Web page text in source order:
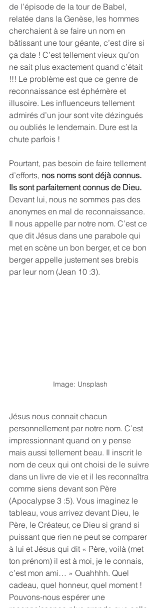
de l’épisode de la tour de Babel,
relatée dans la Genèse, les hommes
cherchaient à se faire un nom en
bâtissant une tour géante, c’est dire si
ça date ! C’est tellement vieux qu’on
ne sait plus exactement quand c’était
!!! Le problème est que ce genre de
reconnaissance est éphémère et
illusoire. Les influenceurs tellement
admirés d’un jour sont vite dézingués
ou oubliés le lendemain. Dure est la
chute parfois !
Pourtant, pas besoin de faire tellement
d’efforts, nos noms sont déjà connus.
Ils sont parfaitement connus de Dieu.
Devant lui, nous ne sommes pas des
anonymes en mal de reconnaissance.
Il nous appelle par notre nom. C’est ce
que dit Jésus dans une parabole qui
met en scène un bon berger, et ce bon
berger appelle justement ses brebis
par leur nom (Jean 10 :3).
Image: Unsplash
Jésus nous connait chacun
personnellement par notre nom. C’est
impressionnant quand on y pense
mais aussi tellement beau. Il inscrit le
nom de ceux qui ont choisi de le suivre
dans un livre de vie et il les reconnaîtra
comme siens devant son Père
(Apocalypse 3 :5). Vous imaginez le
tableau, vous arrivez devant Dieu, le
Père, le Créateur, ce Dieu si grand si
puissant que rien ne peut se comparer
à lui et Jésus qui dit « Père, voilà (met
ton prénom) il est à moi, je le connais,
c’est mon ami… » Ouahhhh. Quel
cadeau, quel honneur, quel moment !
Pouvons-nous espérer une